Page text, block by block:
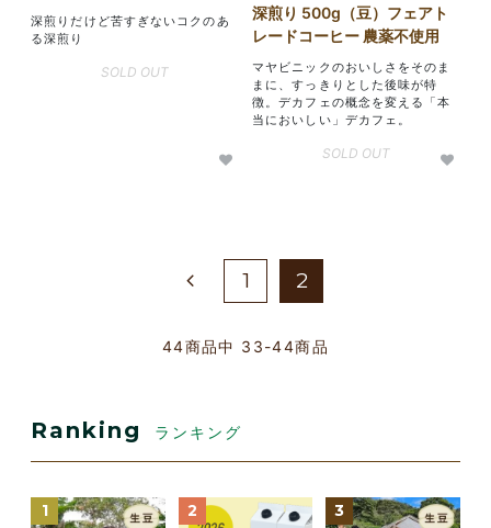
深煎りだけど苦すぎないコクのあ
る深煎り
SOLD OUT
深煎り 500g（豆）フェアト
レードコーヒー 農薬不使用
マヤビニックのおいしさをそのま
まに、すっきりとした後味が特
徴。デカフェの概念を変える「本
当においしい」デカフェ。
SOLD OUT
1 2
44商品中 33-44商品
Ranking ランキング
1 2 3